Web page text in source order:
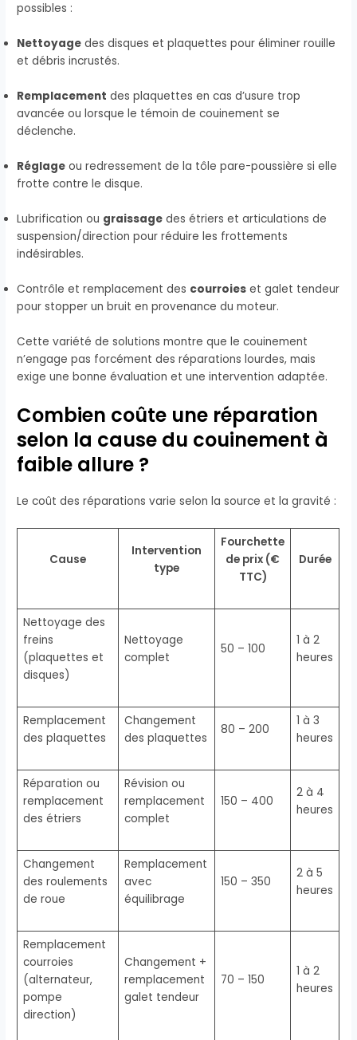
possibles :
Nettoyage des disques et plaquettes pour éliminer rouille
et débris incrustés.
Remplacement des plaquettes en cas d’usure trop
avancée ou lorsque le témoin de couinement se
déclenche.
Réglage ou redressement de la tôle pare-poussière si elle
frotte contre le disque.
Lubrification ou graissage des étriers et articulations de
suspension/direction pour réduire les frottements
indésirables.
Contrôle et remplacement des courroies et galet tendeur
pour stopper un bruit en provenance du moteur.
Cette variété de solutions montre que le couinement
n’engage pas forcément des réparations lourdes, mais
exige une bonne évaluation et une intervention adaptée.
Combien coûte une réparation
selon la cause du couinement à
faible allure ?
Le coût des réparations varie selon la source et la gravité :
Cause
Intervention
type
Fourchette
de prix (€
TTC)
Durée
Nettoyage des
freins
(plaquettes et
disques)
Nettoyage
complet
50 – 100
1 à 2
heures
Remplacement
des plaquettes
Changement
des plaquettes
80 – 200
1 à 3
heures
Réparation ou
remplacement
des étriers
Révision ou
remplacement
complet
150 – 400
2 à 4
heures
Changement
des roulements
de roue
Remplacement
avec
équilibrage
150 – 350
2 à 5
heures
Remplacement
courroies
(alternateur,
pompe
direction)
Changement +
remplacement
galet tendeur
70 – 150
1 à 2
heures